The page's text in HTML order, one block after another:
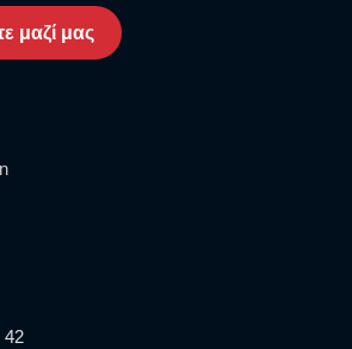
Micro SD/SDHC/SDXC ως 512
12 VDC και POE
μαζί μας
42